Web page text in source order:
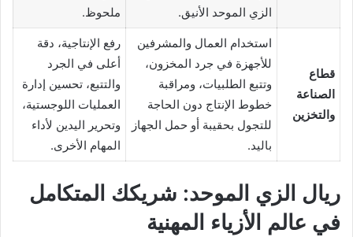
الزي الموحد الأنيق.
ملحوظ.
قطاع
الصناعة
والتخزين
استخدام العمال والمشرفين
للأجهزة في جرد المخزون،
وتتبع الطلبيات، ومراقبة
خطوط الإنتاج دون الحاجة
للتجول بحقيبة أو حمل الجهاز
باليد.
رفع الإنتاجية، دقة
أعلى في الجرد
والتتبع، تحسين إدارة
العمليات اللوجستية،
وتحرير اليدين لأداء
المهام الأخرى.
ريال الزي الموحد: شريكك المتكامل
في عالم الأزياء المهنية